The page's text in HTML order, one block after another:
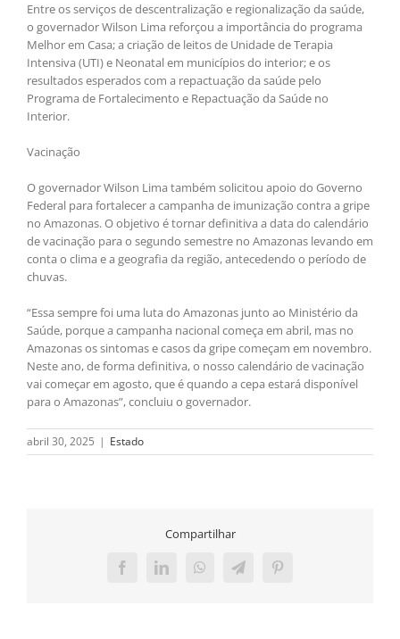
Entre os serviços de descentralização e regionalização da saúde,
o governador Wilson Lima reforçou a importância do programa
Melhor em Casa; a criação de leitos de Unidade de Terapia
Intensiva (UTI) e Neonatal em municípios do interior; e os
resultados esperados com a repactuação da saúde pelo
Programa de Fortalecimento e Repactuação da Saúde no
Interior.
Vacinação
O governador Wilson Lima também solicitou apoio do Governo
Federal para fortalecer a campanha de imunização contra a gripe
no Amazonas. O objetivo é tornar definitiva a data do calendário
de vacinação para o segundo semestre no Amazonas levando em
conta o clima e a geografia da região, antecedendo o período de
chuvas.
“Essa sempre foi uma luta do Amazonas junto ao Ministério da
Saúde, porque a campanha nacional começa em abril, mas no
Amazonas os sintomas e casos da gripe começam em novembro.
Neste ano, de forma definitiva, o nosso calendário de vacinação
vai começar em agosto, que é quando a cepa estará disponível
para o Amazonas”, concluiu o governador.
abril 30, 2025 | Estado
Compartilhar
FacebookLinkedInWhatsAppTelegramPinterest